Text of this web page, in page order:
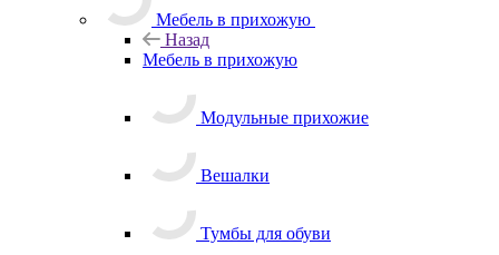
Мебель в прихожую
Назад
Мебель в прихожую
Модульные прихожие
Вешалки
Тумбы для обуви